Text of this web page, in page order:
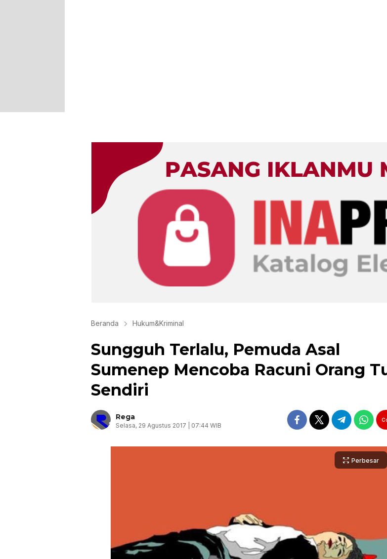
Beranda Hukum&Kriminal
Sungguh Terlalu, Pemuda Asal
Sumenep Mencoba Racuni Orang
Sendiri
Rega
Selasa, 29 Agustus 2017 | 07:44 WIB
Perbesar